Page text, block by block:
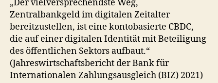
„Der vielversprechendste Weg,
Zentralbankgeld im digitalen Zeitalter
bereitzustellen, ist eine kontobasierte CBDC,
die auf einer digitalen Identität mit Beteiligung
des öffentlichen Sektors aufbaut.“
(Jahreswirtschaftsbericht der Bank für
Internationalen Zahlungsausgleich (BIZ) 2021)